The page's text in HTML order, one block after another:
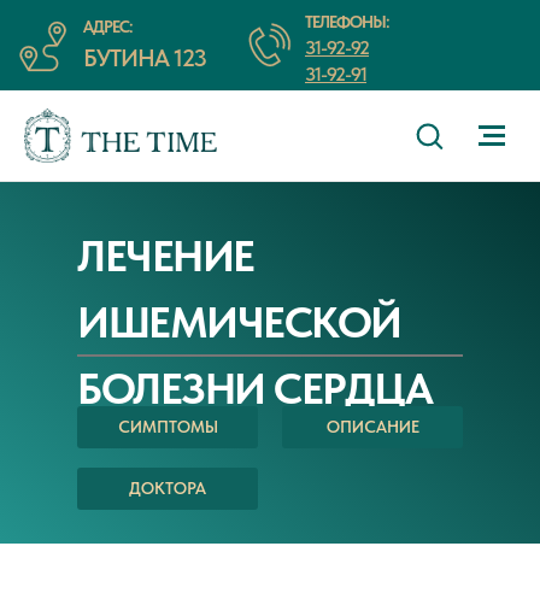
АДРЕС:
БУТИНА 123
ТЕЛЕФОНЫ:
31-92-92
31-92-91
ЛЕЧЕНИЕ
ИШЕМИЧЕСКОЙ
БОЛЕЗНИ СЕРДЦА
СИМПТОМЫ ОПИСАНИЕ
ДОКТОРА